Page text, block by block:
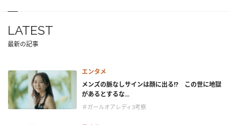
LATEST
最新の記事
エンタメ
メンズの脈なしサインは顔に出る!? この世に地獄
があるとするな...
＃ガールオアレディ3考察